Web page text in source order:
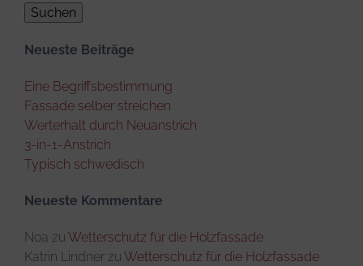
Neueste Beiträge
Eine Begriffsbestimmung
Fassade selber streichen
Werterhalt durch Neuanstrich
3-in-1-Anstrich
Typisch schwedisch
Neueste Kommentare
Noa zu Wetterschutz für die Holzfassade
Katrin Lindner zu Wetterschutz für die Holzfassade